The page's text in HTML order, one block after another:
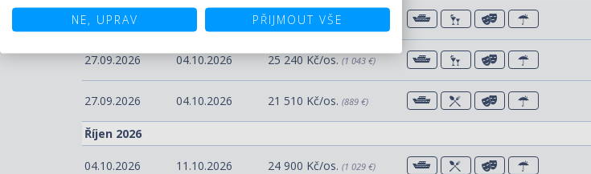
20.09.2026 28 140 Kč/os.
27.09.2026 04.10.2026 25 240 Kč/os. (1 043 €)
27.09.2026 04.10.2026 21 510 Kč/os. (889 €)
Říjen 2026
04.10.2026 11.10.2026 24 900 Kč/os. (1 029 €)
NE, UPRAV PŘIJMOUT VŠE